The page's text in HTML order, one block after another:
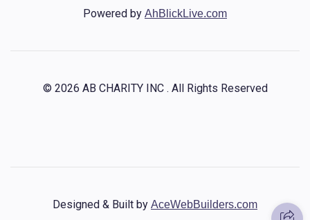
Powered by AhBlickLive.com
© 2026 AB CHARITY INC . All Rights Reserved
Designed & Built by AceWebBuilders.com